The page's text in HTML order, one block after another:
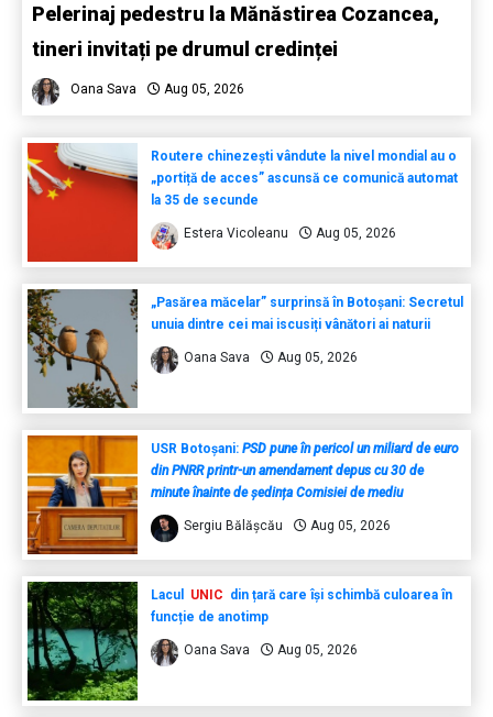
Pelerinaj pedestru la Mănăstirea Cozancea,
tineri invitați pe drumul credinței
Oana Sava Aug 05, 2026
Routere chinezești vândute la nivel mondial au o
„portiță de acces” ascunsă ce comunică automat
la 35 de secunde
Estera Vicoleanu Aug 05, 2026
„Pasărea măcelar” surprinsă în Botoșani: Secretul
unuia dintre cei mai iscusiți vânători ai naturii
Oana Sava Aug 05, 2026
USR Botoșani: PSD pune în pericol un miliard de euro
din PNRR printr-un amendament depus cu 30 de
minute înainte de ședința Comisiei de mediu
Sergiu Bălășcău Aug 05, 2026
Lacul UNIC din țară care își schimbă culoarea în
funcție de anotimp
Oana Sava Aug 05, 2026